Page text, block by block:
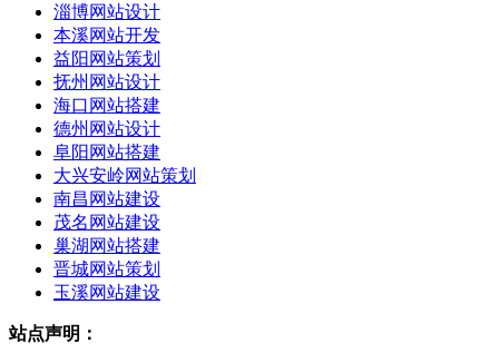
淄博网站设计
本溪网站开发
益阳网站策划
抚州网站设计
海口网站搭建
德州网站设计
阜阳网站搭建
大兴安岭网站策划
南昌网站建设
茂名网站建设
巢湖网站搭建
晋城网站策划
玉溪网站建设
站点声明：